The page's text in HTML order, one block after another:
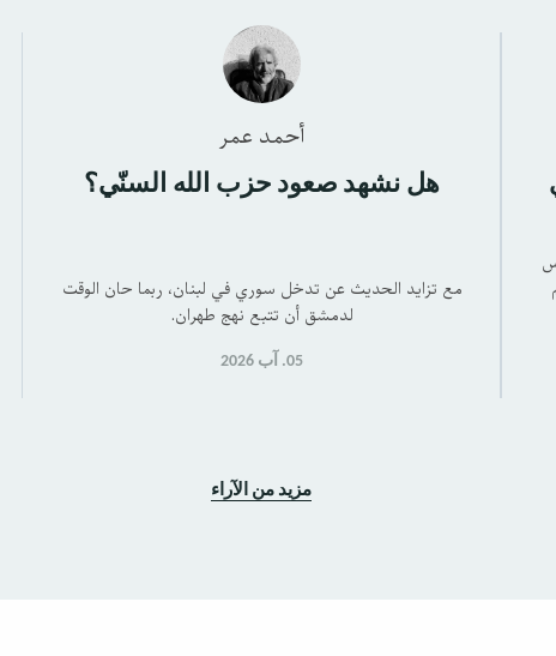
أحمد عمر
هل نشهد صعود حزب الله السنّي؟
مع تزايد الحديث عن تدخل سوري في لبنان، ربما حان الوقت
لدمشق أن تتبع نهج طهران.
05. آب 2026
مزيد من الآراء